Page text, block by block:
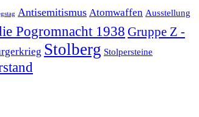
Antisemitismus Atomwaffen Ausstellung
Pogromnacht 1938 Gruppe Z -
Stolberg Stolpersteine